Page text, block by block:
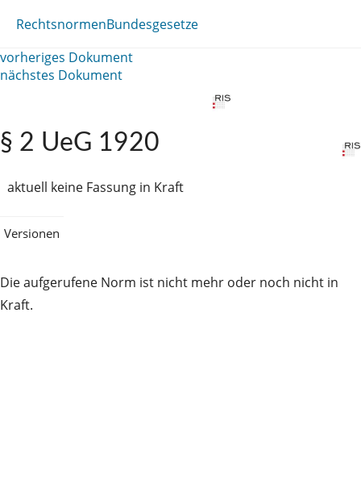
RechtsnormenBundesgesetze
vorheriges Dokument
nächstes Dokument
§ 2 UeG 1920
aktuell keine Fassung in Kraft
Versionen
Die aufgerufene Norm ist nicht mehr oder noch nicht in
Kraft.